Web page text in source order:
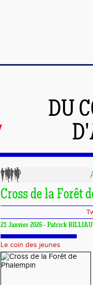
DU
Cross de la Forêt
21 Janvier 2026 - Patrick
Le coin des jeunes